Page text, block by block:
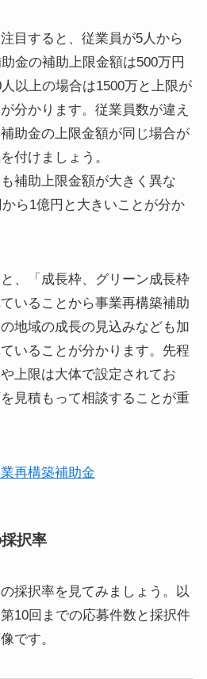
目すると、従業員が5人から
金の補助上限金額は500万円
以上の場合は1500万と上限が
分かります。従業員数が違え
助金の上限金額が同じ場合が
付けましょう。
補助上限金額が大きく異な
ら1億円と大きいことが分か
、「成長枠、グリーン成長枠
いることから事業再構築補助
地域の成長の見込みなども加
いることが分かります。先程
上限は大体で設定されてお
見積もって相談することが重
再構築補助金
択率
採択率を見てみましょう。以
10回までの応募件数と採択件
です。